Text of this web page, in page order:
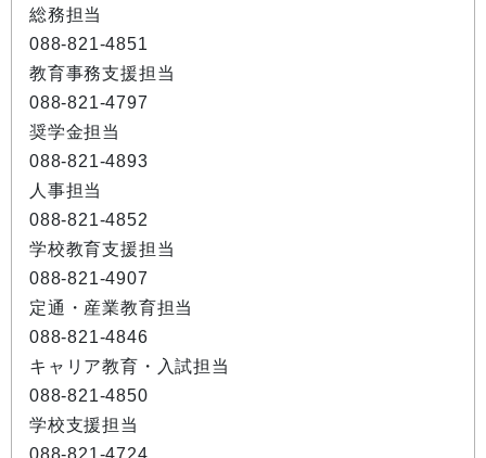
総務担当
088-821-4851
教育事務支援担当
088-821-4797
奨学金担当
088-821-4893
人事担当
088-821-4852
学校教育支援担当
088-821-4907
定通・産業教育担当
088-821-4846
キャリア教育・入試担当
088-821-4850
学校支援担当
088-821-4724